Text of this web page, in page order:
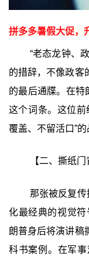
拼多多暑假大促，
“老态龙钟、
的措辞，不像政客
的最后通牒。在特
这个词条。这位前
覆盖、不留活口”的
【二、撕纸
那张被反复传
化最经典的视觉
朗普身后将演讲稿
科书案例。在军